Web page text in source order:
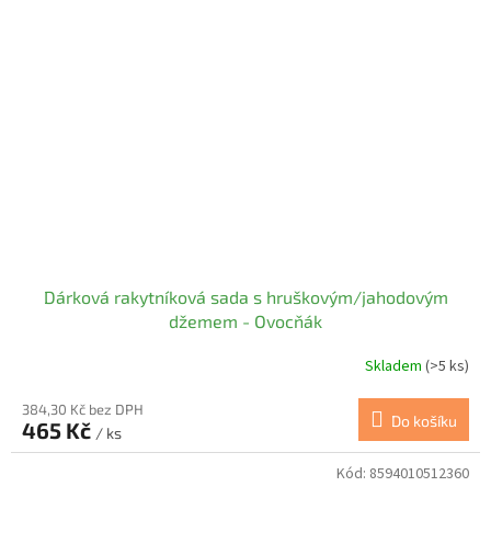
Dárková rakytníková sada s hruškovým/jahodovým
džemem - Ovocňák
Skladem (>5 ks)
384,30 Kč bez DPH
465 Kč / ks
Do košíku
Kód: 8594010512360